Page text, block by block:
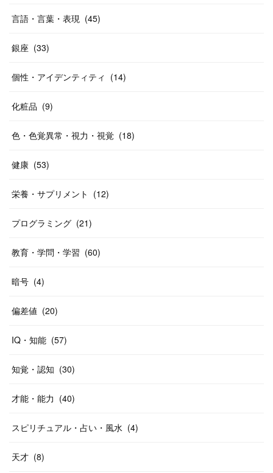
言語・言葉・表現 (45)
銀座 (33)
個性・アイデンティティ (14)
化粧品 (9)
色・色覚異常・視力・視覚 (18)
健康 (53)
栄養・サプリメント (12)
プログラミング (21)
教育・学問・学習 (60)
暗号 (4)
偏差値 (20)
IQ・知能 (57)
知覚・認知 (30)
才能・能力 (40)
スピリチュアル・占い・風水 (4)
天才 (8)